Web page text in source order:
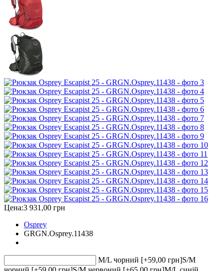
Цена:3 931,00 грн
Osprey
GRGN.Osprey.11438
M/L чорний [+59,00 грн]S/M